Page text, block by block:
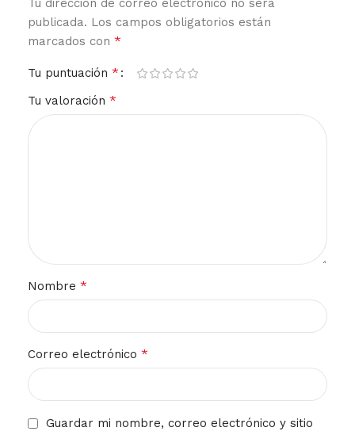
Tu dirección de correo electrónico no será
publicada. Los campos obligatorios están
marcados con *
Tu puntuación *
Tu valoración *
Nombre *
Correo electrónico *
Guardar mi nombre, correo electrónico y sitio